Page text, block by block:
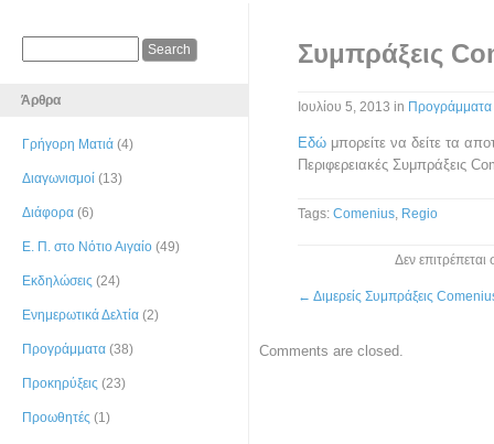
Άρθρα
Γρήγορη Ματιά (4)
Διαγωνισμοί (13)
Διάφορα (6)
Ε. Π. στο Νότιο Αιγαίο (49)
Εκδηλώσεις (24)
Ενημερωτικά Δελτία (2)
Προγράμματα (38)
Προκηρύξεις (23)
Προωθητές (1)
Συμπράξεις
Ιουλίου 5, 2013 in Προγράμματα
Εδώ μπορείτε να δείτε τα
Περιφερειακές Συμπράξεις
Tags: Comenius, Regio
Δεν επιτρέπεται
← Διμερείς Συμπράξεις
Comments are closed.